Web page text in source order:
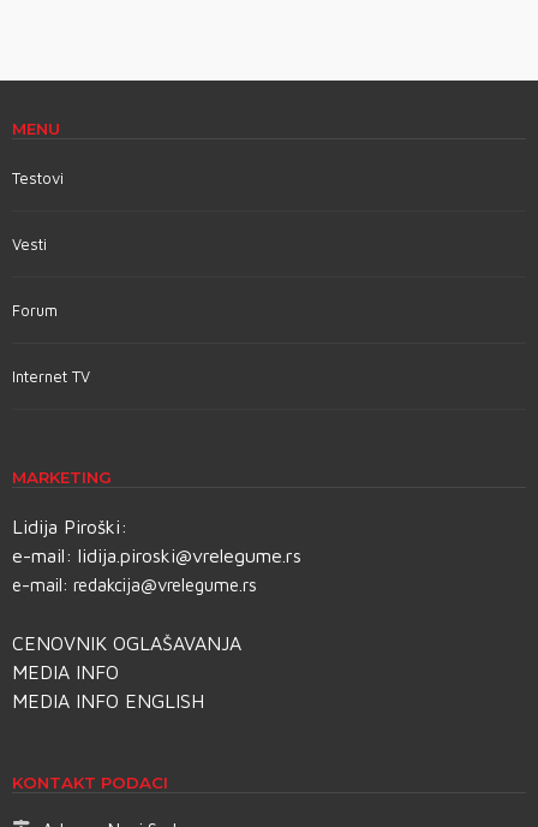
MENU
Testovi
Vesti
Forum
Internet TV
MARKETING
Lidija Piroški:
e-mail: lidija.piroski@vrelegume.rs
e-mail: redakcija@vrelegume.rs
CENOVNIK OGLAŠAVANJA
MEDIA INFO
MEDIA INFO ENGLISH
KONTAKT PODACI